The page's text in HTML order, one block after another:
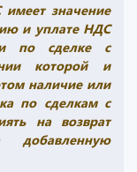
значение
и уплате НДС
по сделке с
которой и
наличие или
по сделкам с
на возврат
добавленную